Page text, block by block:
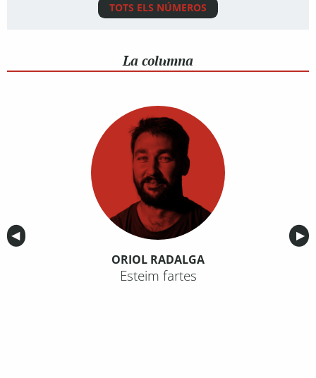
TOTS ELS NÚMEROS
La columna
Anterior
◀︎ ▶︎
ORIOL RADALGA
Esteim fartes